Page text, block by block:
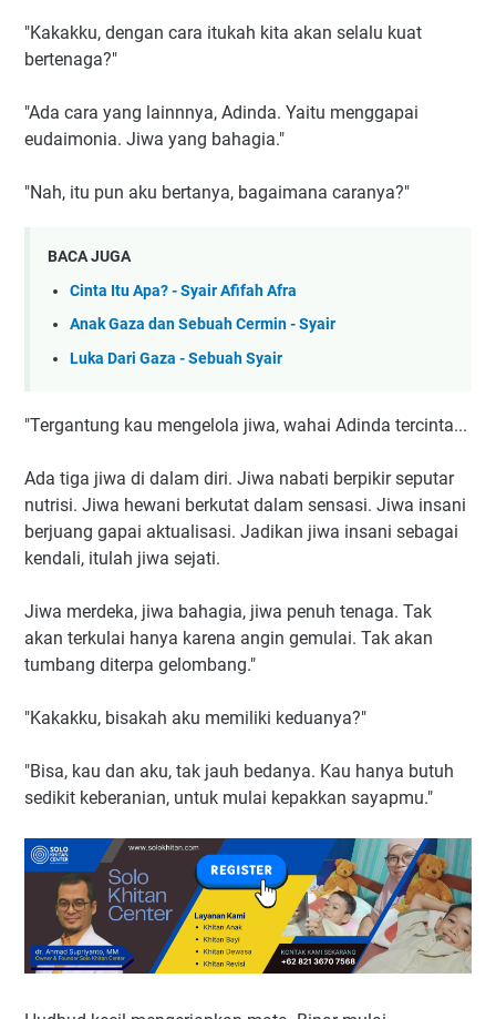
"Kakakku, dengan cara itukah kita akan selalu kuat
bertenaga?"
"Ada cara yang lainnnya, Adinda. Yaitu menggapai
eudaimonia. Jiwa yang bahagia."
"Nah, itu pun aku bertanya, bagaimana caranya?"
BACA JUGA
Cinta Itu Apa? - Syair Afifah Afra
Anak Gaza dan Sebuah Cermin - Syair
Luka Dari Gaza - Sebuah Syair
"Tergantung kau mengelola jiwa, wahai Adinda tercinta...
Ada tiga jiwa di dalam diri. Jiwa nabati berpikir seputar
nutrisi. Jiwa hewani berkutat dalam sensasi. Jiwa insani
berjuang gapai aktualisasi. Jadikan jiwa insani sebagai
kendali, itulah jiwa sejati.
Jiwa merdeka, jiwa bahagia, jiwa penuh tenaga. Tak
akan terkulai hanya karena angin gemulai. Tak akan
tumbang diterpa gelombang."
"Kakakku, bisakah aku memiliki keduanya?"
"Bisa, kau dan aku, tak jauh bedanya. Kau hanya butuh
sedikit keberanian, untuk mulai kepakkan sayapmu."